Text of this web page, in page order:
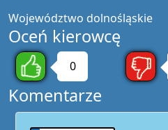
Województwo dolnośląskie
Oceń kierowcę
0
Komentarze